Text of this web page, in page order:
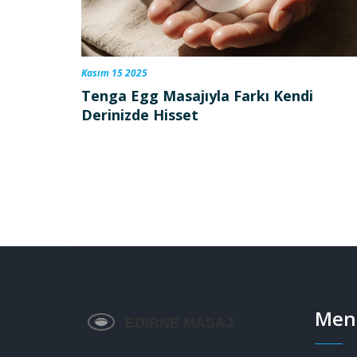
Kasım 15 2025
Tenga Egg Masajıyla Farkı Kendi
Derinizde Hisset